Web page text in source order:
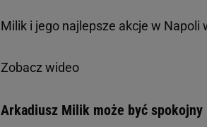
Milik i jego najlepsze akcje w Napoli
Zobacz wideo
Arkadiusz Milik może być spokojny